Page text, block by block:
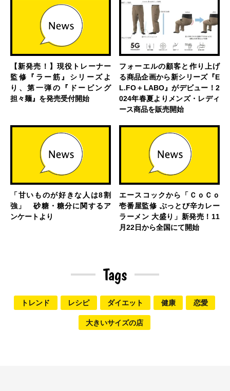
【新発売！】現役トレーナー
監修『ラー筋』シリーズよ
り、第一弾の『ドービング
担々麺』を発売受付開始
フォーエルの顧客と作り上げ
る商品企画から新シリーズ『E
L.FO＋LABO』がデビュー！2
024年春夏よりメンズ・レディ
ース商品を販売開始
「甘いものが好きな人は8割
強」 砂糖・糖分に関するア
ンケートより
エースコックから「ＣｏＣｏ
壱番屋監修 ぶっとび辛カレー
ラーメン 大盛り」新発売！11
月22日から全国にて開始
Tags
トレンド レシピ ダイエット 健康 恋愛
大きいサイズの店